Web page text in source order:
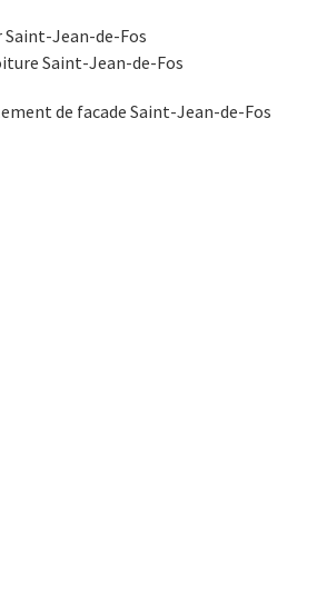
Jean-de-Fos
Saint-Jean-de-Fos
de facade Saint-Jean-de-Fos